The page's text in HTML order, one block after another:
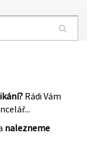
Rádi Vám
nalezneme